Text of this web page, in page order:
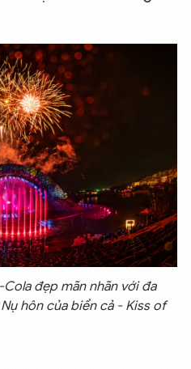
đẹp mãn nhãn với đa
hôn của biển cả - Kiss of